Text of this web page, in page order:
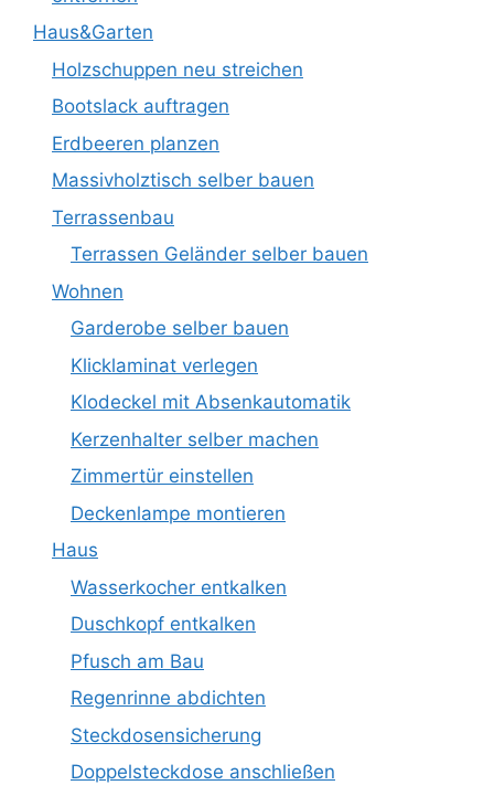
Haus&Garten
Holzschuppen neu streichen
Bootslack auftragen
Erdbeeren planzen
Massivholztisch selber bauen
Terrassenbau
Terrassen Geländer selber bauen
Wohnen
Garderobe selber bauen
Klicklaminat verlegen
Klodeckel mit Absenkautomatik
Kerzenhalter selber machen
Zimmertür einstellen
Deckenlampe montieren
Haus
Wasserkocher entkalken
Duschkopf entkalken
Pfusch am Bau
Regenrinne abdichten
Steckdosensicherung
Doppelsteckdose anschließen